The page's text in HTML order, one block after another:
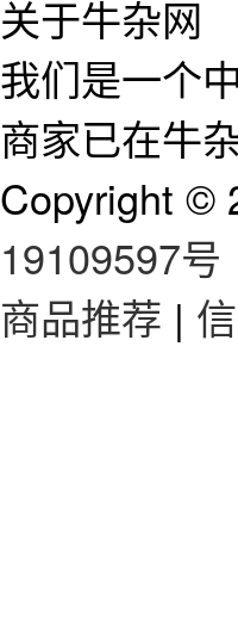
关于牛杂网
我们是一个
商家已在牛
Copyright ©
19109597号
商品推荐 |